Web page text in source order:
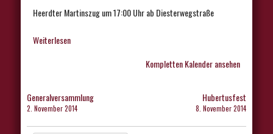
Heerdter Martinszug um 17:00 Uhr ab Diesterwegstraße
Weiterlesen
Kompletten Kalender ansehen
Beitragsnavigation
Generalversammlung
2. November 2014
Hubertusfest
8. November 2014